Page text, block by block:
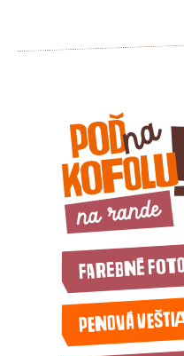
Farebné
Penová